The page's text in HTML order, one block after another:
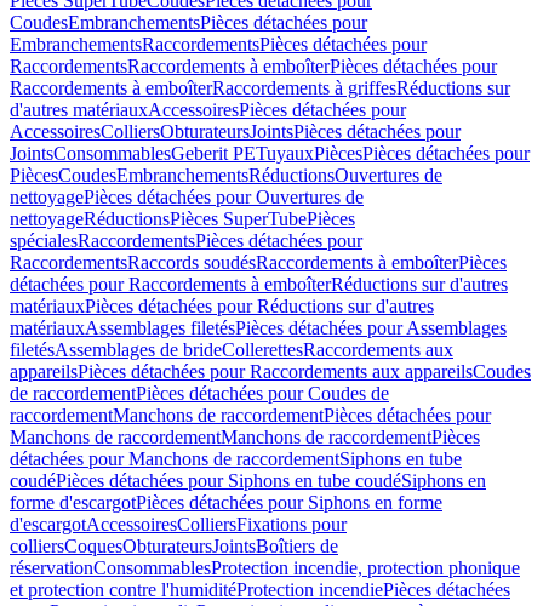
CoudesEmbranchementsPièces détachées pour
EmbranchementsRaccordementsPièces détachées pour
RaccordementsRaccordements à emboîterPièces détachées pour
Raccordements à emboîterRaccordements à griffesRéductions sur
d'autres matériauxAccessoiresPièces détachées pour
AccessoiresColliersObturateursJointsPièces détachées pour
JointsConsommablesGeberit PETuyauxPiècesPièces détachées pour
PiècesCoudesEmbranchementsRéductionsOuvertures de
nettoyagePièces détachées pour Ouvertures de
nettoyageRéductionsPièces SuperTubePièces
spécialesRaccordementsPièces détachées pour
RaccordementsRaccords soudésRaccordements à emboîterPièces
détachées pour Raccordements à emboîterRéductions sur d'autres
matériauxPièces détachées pour Réductions sur d'autres
matériauxAssemblages filetésPièces détachées pour Assemblages
filetésAssemblages de brideCollerettesRaccordements aux
appareilsPièces détachées pour Raccordements aux appareilsCoudes
de raccordementPièces détachées pour Coudes de
raccordementManchons de raccordementPièces détachées pour
Manchons de raccordementManchons de raccordementPièces
détachées pour Manchons de raccordementSiphons en tube
coudéPièces détachées pour Siphons en tube coudéSiphons en
forme d'escargotPièces détachées pour Siphons en forme
d'escargotAccessoiresColliersFixations pour
colliersCoquesObturateursJointsBoîtiers de
réservationConsommablesProtection incendie, protection phonique
et protection contre l'humiditéProtection incendiePièces détachées